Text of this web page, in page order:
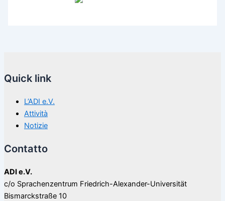
Quick link
L’ADI e.V.
Attività
Notizie
Contatto
ADI e.V.
c/o Sprachenzentrum Friedrich-Alexander-Universität
Bismarckstraße 10